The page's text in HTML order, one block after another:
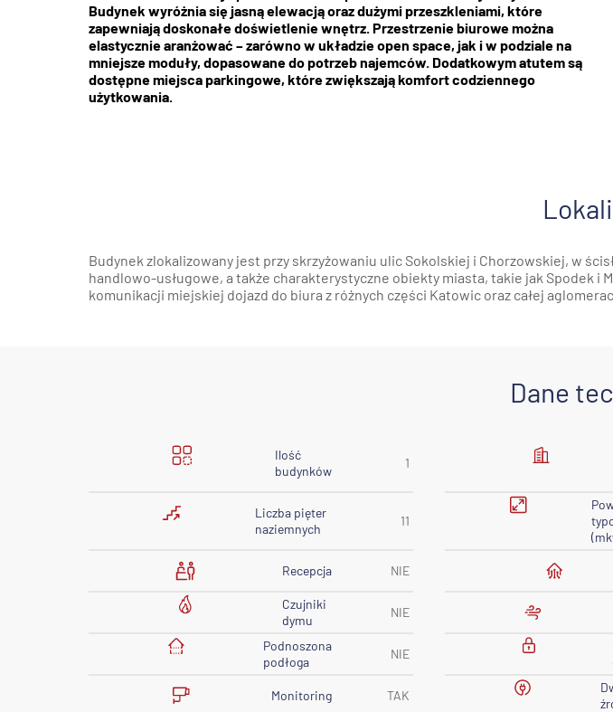
Budynek wyróżnia się jasną elewacją oraz dużymi przeszkleniami, które
zapewniają doskonałe doświetlenie wnętrz. Przestrzenie biurowe można
elastycznie aranżować – zarówno w układzie open space, jak i w podziale na
mniejsze moduły, dopasowane do potrzeb najemców. Dodatkowym atutem są
dostępne miejsca parkingowe, które zwiększają komfort codziennego
użytkowania.
Budynek zlokalizowany jest przy skrzyżowaniu ulic Sokolskiej i Chorzowskiej, w
handlowo-usługowe, a także charakterystyczne obiekty miasta, takie jak Spodek
komunikacji miejskiej dojazd do biura z różnych części Katowic oraz całej
Dane
Ilość
budynków
1
Liczba pięter
naziemnych
11
Recepcja NIE
Czujniki
dymu
NIE
Podnoszona
podłoga
NIE
Monitoring TAK